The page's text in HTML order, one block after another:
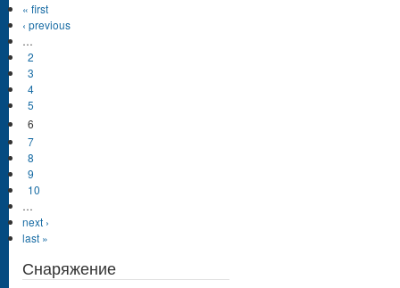
« first
‹ previous
…
2
3
4
5
6
7
8
9
10
…
next ›
last »
Снаряжение